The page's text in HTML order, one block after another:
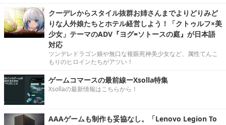
クーデレからスタイル抜群お姉さんまでよりどりみど
りな人外娘たちとホテル経営しよう！「クトゥルフ×美
少女」テーマのADV『ヨグ=ソトースの庭』が日本語
対応
ツンデレドラゴン娘や無口な複眼死神美少女など、属性てんこ
もりのヒロインたちがアツい！
ゲームコマースの最前線ーXsolla特集
Xsollaの最新情報はこちらから！
AAAゲームも制作も妥協なし。「Lenovo Legion To